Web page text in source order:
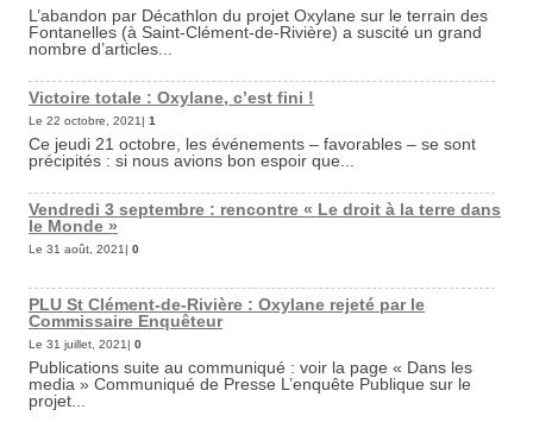
L’abandon par Décathlon du projet Oxylane sur le terrain des
Fontanelles (à Saint-Clément-de-Rivière) a suscité un grand
nombre d’articles...
Victoire totale : Oxylane, c’est fini !
Le 22 octobre, 2021| 1
Ce jeudi 21 octobre, les événements – favorables – se sont
précipités : si nous avions bon espoir que...
Vendredi 3 septembre : rencontre « Le droit à la terre dans
le Monde »
Le 31 août, 2021| 0
PLU St Clément-de-Rivière : Oxylane rejeté par le
Commissaire Enquêteur
Le 31 juillet, 2021| 0
Publications suite au communiqué : voir la page « Dans les
media » Communiqué de Presse L’enquête Publique sur le
projet...